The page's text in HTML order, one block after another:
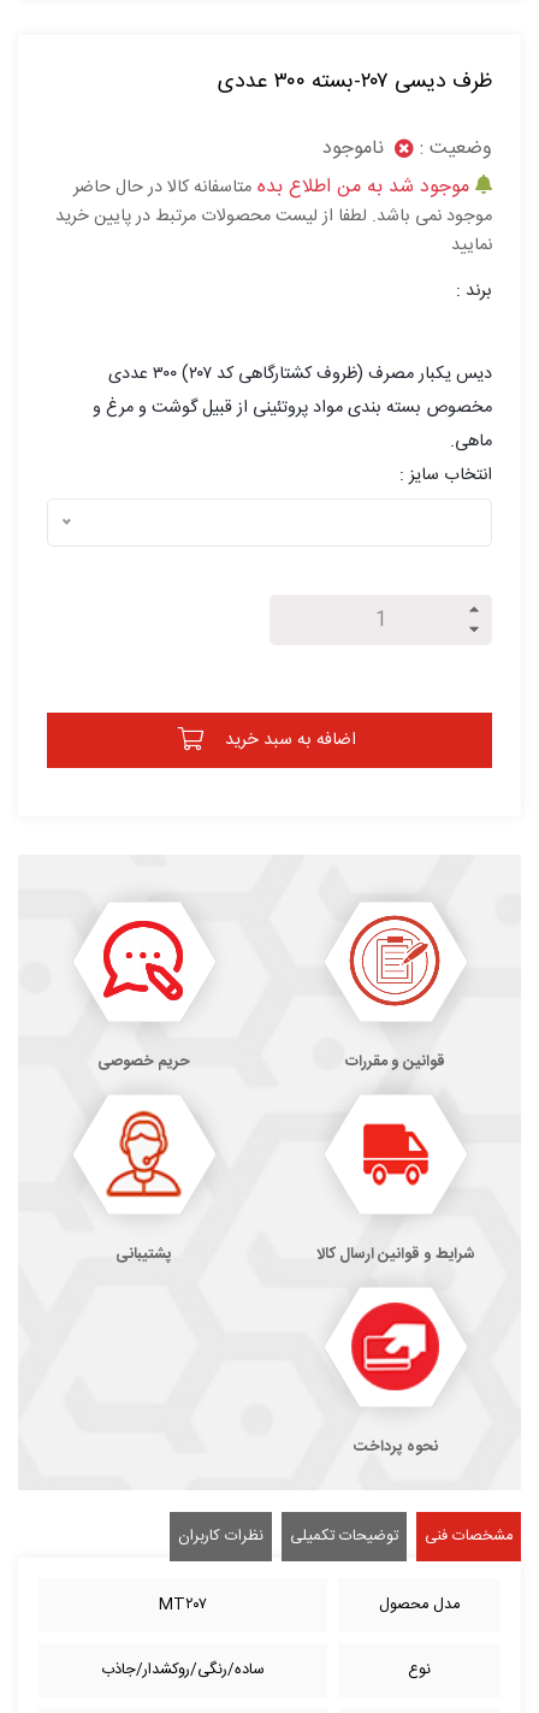
ظرف دیسی ۲۰۷-بسته ۳۰۰ عددی
وضعیت :
ناموجود
موجود شد به من اطلاع بده متاسفانه کالا در حال حاضر
موجود نمی باشد. لطفا از لیست محصولات مرتبط در پایین خرید
نمایید
برند :
دیس یکبار مصرف (ظروف کشتارگاهی کد ۲۰۷) ۳۰۰ عددی
مخصوص بسته بندی مواد پروتئینی از قبیل گوشت و مرغ و
ماهی.
انتخاب سایز :
اضافه به سبد خرید
قوانین و مقررات حریم خصوصی
شرایط و قوانین ارسال کالا پشتیبانی
نحوه پرداخت
مشخصات فنی توضیحات تکمیلی نظرات کاربران
مدل محصول MT۲۰۷
نوع ساده/رنگی/روکشدار/جاذب